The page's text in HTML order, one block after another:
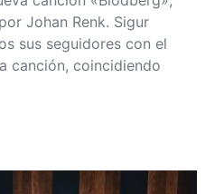
Johan Renk. Sigur
sus seguidores con el
canción, coincidiendo